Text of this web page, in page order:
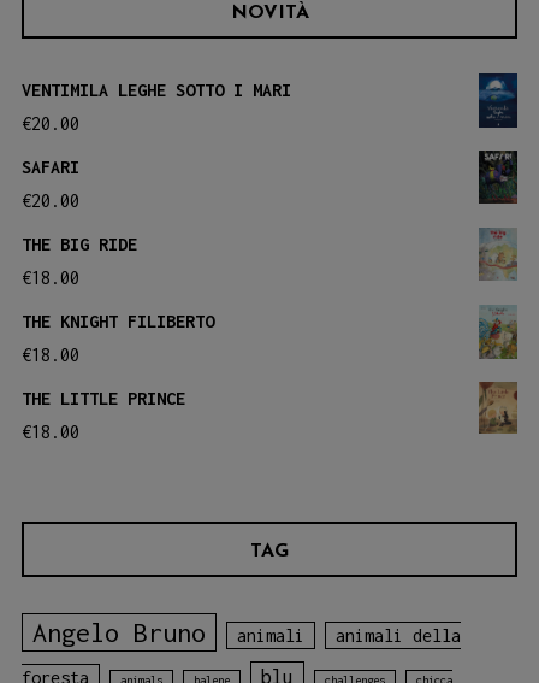
Le
prodotto
opzioni
NOVITÀ
VENTIMILA LEGHE SOTTO I MARI
€20.00
SAFARI
€20.00
THE BIG RIDE
€18.00
THE KNIGHT FILIBERTO
€18.00
THE LITTLE PRINCE
€18.00
TAG
Angelo Bruno animali animali della
foresta animals balene blu challenges chicca